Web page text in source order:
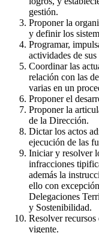
gestión.
Proponer la
y definir los
Programar,
actividades de
Coordinar las
relación con las
varias en un
Proponer el
Proponer la
de la Dirección.
Dictar los actos
ejecución de las
Iniciar y resolver
infracciones
además la
ello con
Delegaciones
y Sostenibilidad.
Resolver
vigente.